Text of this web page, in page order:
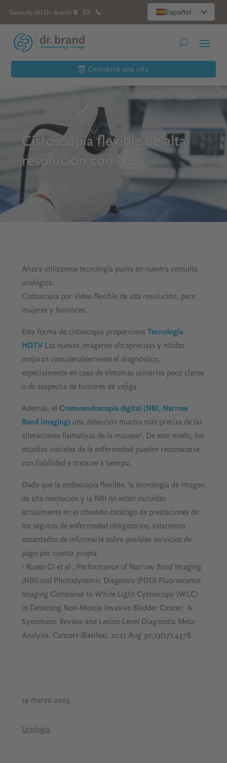
Consulta del Dr. Brand:
Español
Deutsch
العربية
Concierte una cita
Cistoscopia flexible de alta
resolución con NBI
Ahora utilizamos tecnología punta en nuestra consulta
urológica:
Cistoscopia por vídeo flexible de alta resolución: para
mujeres y hombres.
Esta forma de cistoscopia proporciona Tecnología
HDTVLas nuevas imágenes ultraprecisas y nítidas
mejoran considerablemente el diagnóstico,
especialmente en caso de síntomas urinarios poco claros
o de sospecha de tumores de vejiga.
Además, el Cromoendoscopia digital (NBI, Narrow
Band Imaging) una detección mucho más precisa de las
alteraciones llamativas de la mucosa¹. De este modo, los
estadios iniciales de la enfermedad pueden reconocerse
con fiabilidad y tratarse a tiempo.
Dado que la endoscopia flexible, la tecnología de imagen
de alta resolución y la NBI no están incluidas
actualmente en el obsoleto catálogo de prestaciones de
los seguros de enfermedad obligatorios, estaremos
encantados de informarle sobre posibles servicios de
pago por cuenta propia.
¹ Russo GI et al , Performance of Narrow Band Imaging
(NBI) and Photodynamic Diagnosis (PDD) Fluorescence
Imaging Compared to White Light Cystoscopy (WLC)
in Detecting Non-Muscle Invasive Bladder Cancer: A
Systematic Review and Lesion-Level Diagnostic Meta-
Analysis. Cancers (Basilea). 2021 Aug 30;13(17):4378.
19 marzo 2023
Urología